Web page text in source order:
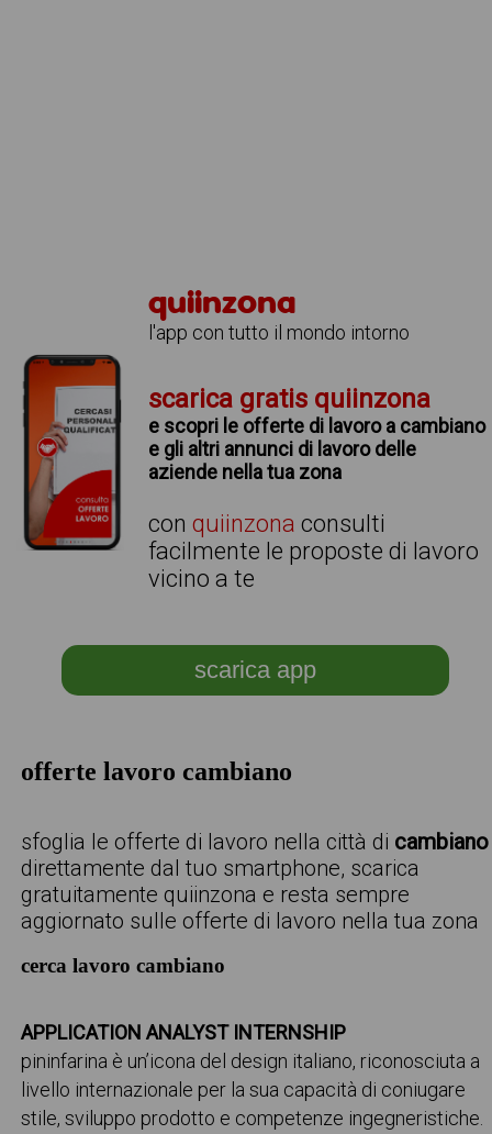
quiinzona
l'app con tutto il mondo intorno
scarica gratis quiinzona
e scopri le offerte di lavoro a cambiano
e gli altri annunci di lavoro delle
aziende nella tua zona
conquiinzona consulti
facilmente le proposte di lavoro
vicino a te
scarica app
offerte lavoro cambiano
sfoglia le offerte di lavoro nella città di cambiano
direttamente dal tuo smartphone, scarica
gratuitamente quiinzona e resta sempre
aggiornato sulle offerte di lavoro nella tua zona
cerca lavoro cambiano
APPLICATION ANALYST INTERNSHIP
pininfarina è un’icona del design italiano, riconosciuta a
livello internazionale per la sua capacità di coniugare
stile, sviluppo prodotto e competenze ingegneristiche.